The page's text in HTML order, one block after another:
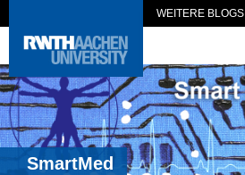
WEITERE BLOGS
SmartMed